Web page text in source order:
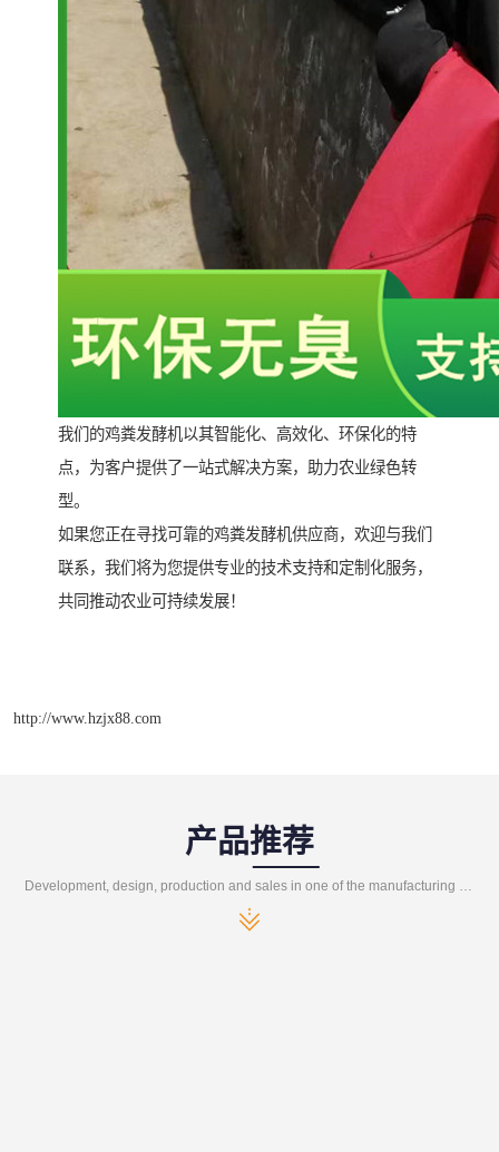
我们的鸡粪发酵机以其智能化、高效化、环保化的特
点，为客户提供了一站式解决方案，助力农业绿色转
型。
如果您正在寻找可靠的鸡粪发酵机供应商，欢迎与我们
联系，我们将为您提供专业的技术支持和定制化服务，
共同推动农业可持续发展！
http://www.hzjx88.com
产品推荐